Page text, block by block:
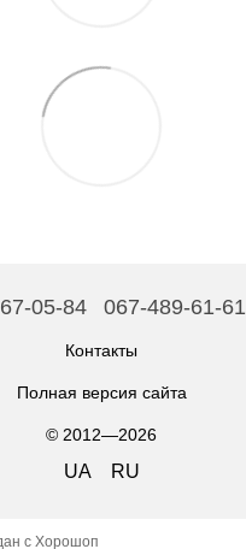
05-84 067-489-61-61
Контакты
Полная версия сайта
© 2012—2026
UA RU
с Хорошоп